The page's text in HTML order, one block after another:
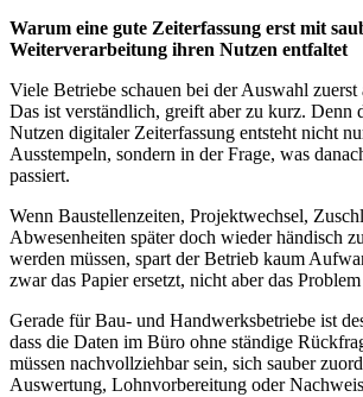
Warum eine gute Zeiterfassung erst mit
Weiterverarbeitung ihren Nutzen entfaltet
Viele Betriebe schauen bei der Auswahl zuerst
Das ist verständlich, greift aber zu kurz. Denn
Nutzen digitaler Zeiterfassung entsteht nicht
Ausstempeln, sondern in der Frage, was
passiert.
Wenn Baustellenzeiten, Projektwechsel,
Abwesenheiten später doch wieder händisch
werden müssen, spart der Betrieb kaum
zwar das Papier ersetzt, nicht aber das
Gerade für Bau- und Handwerksbetriebe ist
dass die Daten im Büro ohne ständige
müssen nachvollziehbar sein, sich sauber
Auswertung, Lohnvorbereitung oder